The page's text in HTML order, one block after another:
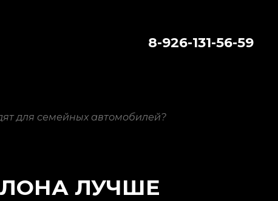
8-926-131-56-59
для семейных автомобилей?
ЛУЧШЕ